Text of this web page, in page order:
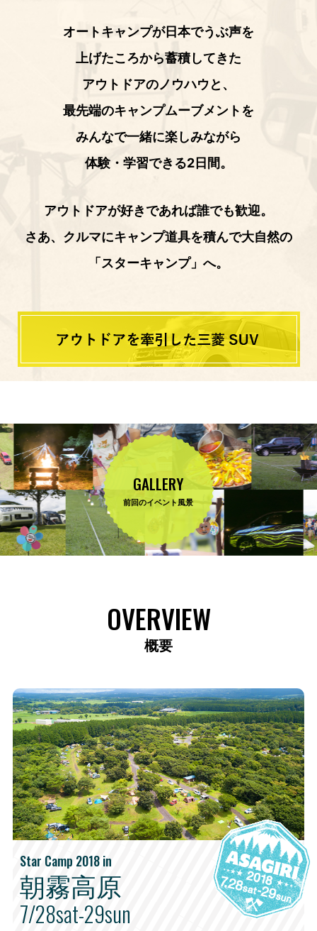
オートキャンプが日本でうぶ声を
上げたころから蓄積してきた
アウトドアのノウハウと、
最先端のキャンプムーブメントを
みんなで一緒に楽しみながら
体験・学習できる2日間。
アウトドアが好きであれば誰でも歓迎。
さあ、クルマにキャンプ道具を積んで大自然の
「スターキャンプ」へ。
GALLERY
前回のイベント風景
OVERVIEW
概要
Star Camp 2018 in
朝霧高原
7/28sat-29sun